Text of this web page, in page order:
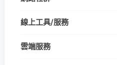
線上工具/服務
雲端服務